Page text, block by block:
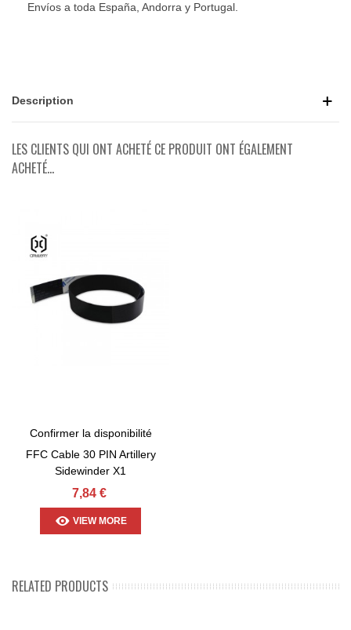
Envíos a toda España, Andorra y Portugal.
Description
LES CLIENTS QUI ONT ACHETÉ CE PRODUIT ONT ÉGALEMENT
ACHETÉ...
Confirmer la disponibilité
FFC Cable 30 PIN Artillery
Sidewinder X1
7,84 €
VIEW MORE
RELATED PRODUCTS